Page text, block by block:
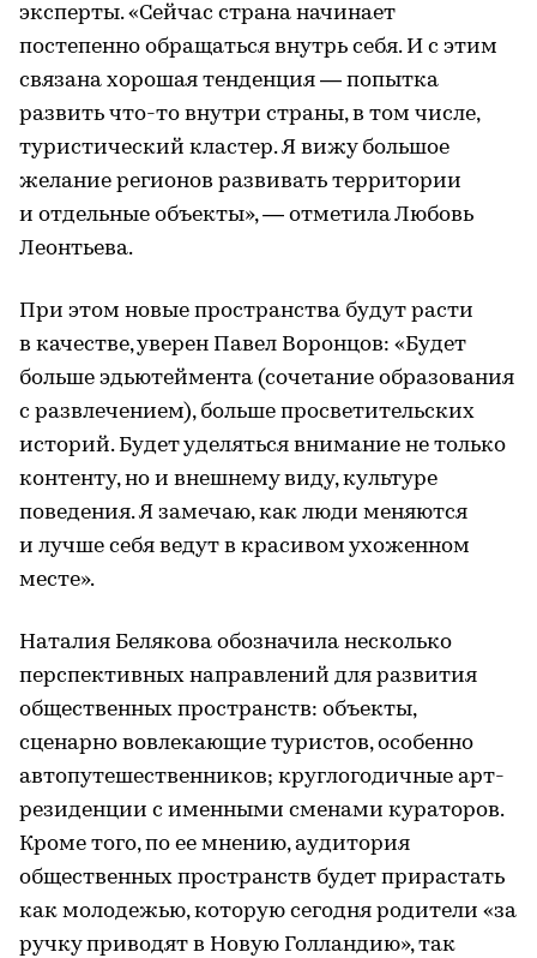
эксперты. «Сейчас страна начинает
постепенно обращаться внутрь себя. И с этим
связана хорошая тенденция — попытка
развить что-то внутри страны, в том числе,
туристический кластер. Я вижу большое
желание регионов развивать территории
и отдельные объекты», — отметила Любовь
Леонтьева.
При этом новые пространства будут расти
в качестве, уверен Павел Воронцов: «Будет
больше эдьютеймента (сочетание образования
с развлечением), больше просветительских
историй. Будет уделяться внимание не только
контенту, но и внешнему виду, культуре
поведения. Я замечаю, как люди меняются
и лучше себя ведут в красивом ухоженном
месте».
Наталия Белякова обозначила несколько
перспективных направлений для развития
общественных пространств: объекты,
сценарно вовлекающие туристов, особенно
автопутешественников; круглогодичные арт-
резиденции с именными сменами кураторов.
Кроме того, по ее мнению, аудитория
общественных пространств будет прирастать
как молодежью, которую сегодня родители «за
ручку приводят в Новую Голландию», так